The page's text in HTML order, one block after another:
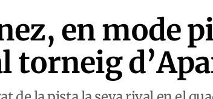
en mode
torneig